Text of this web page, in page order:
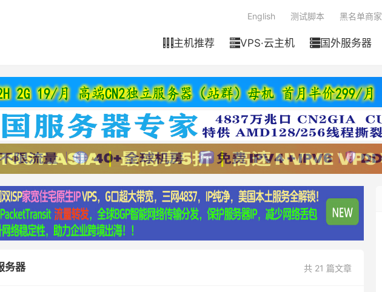
主机推荐 VPS·云主机 国外服务器
English 测试脚本 黑名单商家
共 21 篇文章
务器